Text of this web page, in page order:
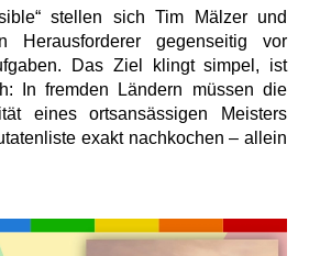
stellen sich Tim Mälzer und
Herausforderer gegenseitig vor
Das Ziel klingt simpel, ist
In fremden Ländern müssen die
eines ortsansässigen Meisters
exakt nachkochen – allein